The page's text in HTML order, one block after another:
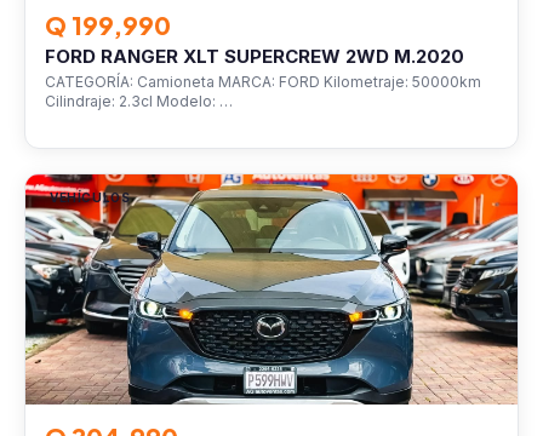
Q 199,990
FORD RANGER XLT SUPERCREW 2WD M.2020
CATEGORÍA: Camioneta MARCA: FORD Kilometraje: 50000km
Cilindraje: 2.3cl Modelo: …
VEHÍCULOS